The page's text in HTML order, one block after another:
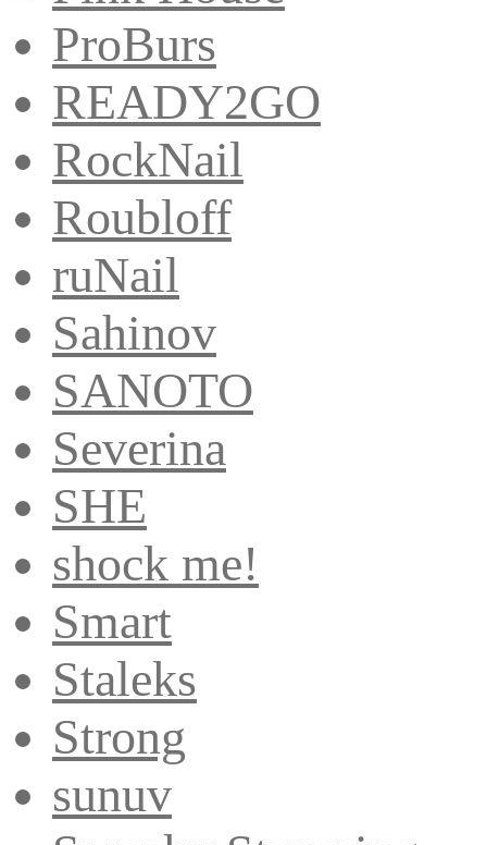
ProBurs
READY2GO
RockNail
Roubloff
ruNail
Sahinov
SANOTO
Severina
SHE
shock me!
Smart
Staleks
Strong
sunuv